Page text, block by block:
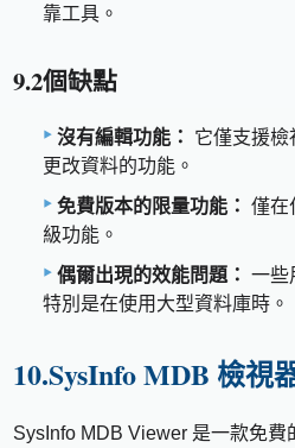
靠工具。
9.2個缺點
沒有編輯功能：
它僅支援
更改資料的功能。
免費版本的限量功能： 僅在
級功能。
偶爾出現的效能問題： 一些
特別是在使用大型資料庫時。
10.SysInfo MDB 檢視
SysInfo MDB Viewer 是一款免費